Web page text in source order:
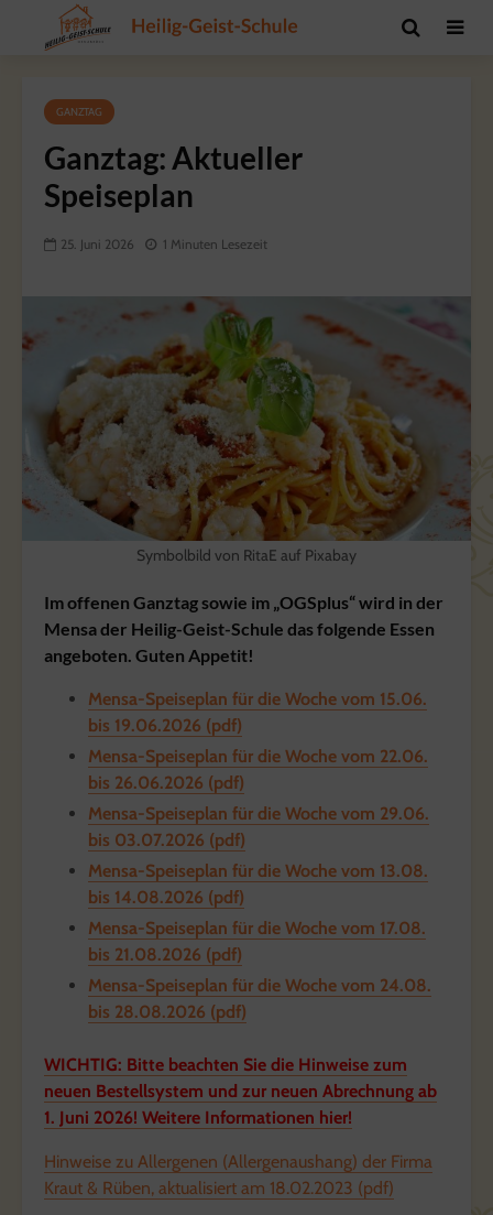
GANZTAG
Ganztag: Aktueller
Speiseplan
25. Juni 2026 1 Minuten Lesezeit
Symbolbild von RitaE auf Pixabay
Im offenen Ganztag sowie im „OGSplus“ wird in der
Mensa der Heilig-Geist-Schule das folgende Essen
angeboten. Guten Appetit!
Mensa-Speiseplan für die Woche vom 15.06.
bis 19.06.2026 (pdf)
Mensa-Speiseplan für die Woche vom 22.06.
bis 26.06.2026 (pdf)
Mensa-Speiseplan für die Woche vom 29.06.
bis 03.07.2026 (pdf)
Mensa-Speiseplan für die Woche vom 13.08.
bis 14.08.2026 (pdf)
Mensa-Speiseplan für die Woche vom 17.08.
bis 21.08.2026 (pdf)
Mensa-Speiseplan für die Woche vom 24.08.
bis 28.08.2026 (pdf)
WICHTIG: Bitte beachten Sie die Hinweise zum
neuen Bestellsystem und zur neuen Abrechnung ab
1. Juni 2026! Weitere Informationen hier!
Hinweise zu Allergenen (Allergenaushang) der Firma
Kraut & Rüben, aktualisiert am 18.02.2023 (pdf)